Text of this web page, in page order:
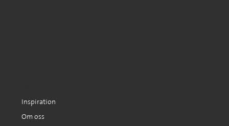
Inspiration
Om oss